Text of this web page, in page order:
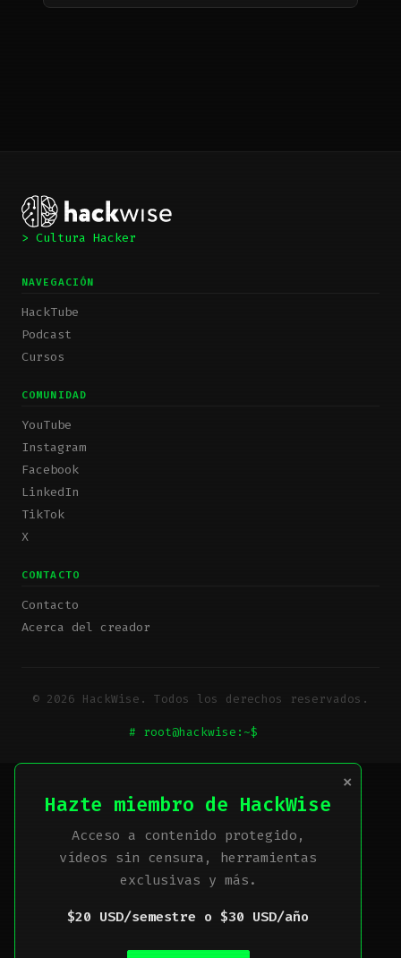
> Cultura Hacker
NAVEGACIÓN
HackTube
Podcast
Cursos
COMUNIDAD
YouTube
Instagram
Facebook
LinkedIn
TikTok
X
CONTACTO
Contacto
Acerca del creador
© 2026 HackWise. Todos los derechos reservados.
# root@hackwise:~$
×
Hazte miembro de HackWise
Acceso a contenido protegido,
vídeos sin censura, herramientas
exclusivas y más.
$20 USD/semestre o $30 USD/año